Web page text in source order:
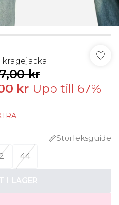
kr
kr Upp till 67%
Storleksguide
44
I LAGER